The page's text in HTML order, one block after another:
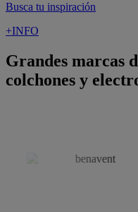
Busca tu inspiración
+INFO
Grandes marcas
colchones y